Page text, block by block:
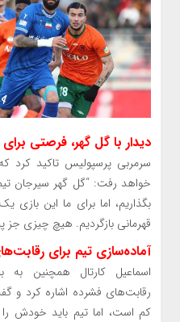
دیدار با گل گهر، فرصتی
سرمربی پرسپولیس تاکید کرد
خواهد رفت: “گل گهر سیرجان
بگذاریم، اما برای ما این
قهرمانی بازگردیم. هیچ چیزی جز
آماده‌سازی تیم برای
اسماعیل کارتال همچنین به
رقابت‌های فشرده اشاره کرد و
کم است، اما تیم باید خودش